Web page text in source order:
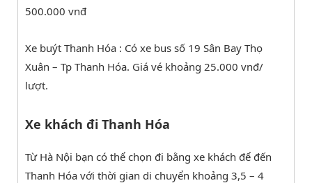
500.000 vnđ
Xe buýt Thanh Hóa : Có xe bus số 19 Sân Bay Thọ
Xuân – Tp Thanh Hóa. Giá vé khoảng 25.000 vnđ/
lượt.
Xe khách đi Thanh Hóa
Từ Hà Nội bạn có thể chọn đi bằng xe khách để đến
Thanh Hóa với thời gian di chuyển khoảng 3,5 – 4